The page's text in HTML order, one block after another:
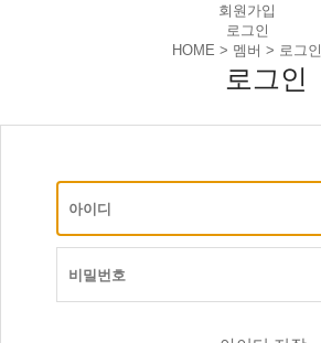
회원가입
로그인
HOME > 멤버 > 로그인
로그인